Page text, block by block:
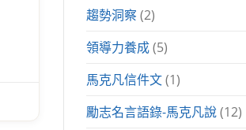
趨勢洞察 (2)
領導力養成 (5)
馬克凡信件文 (1)
勵志名言語錄-馬克凡說 (12)